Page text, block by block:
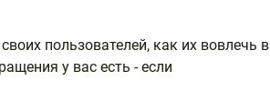
пользователей, как их вовлечь в
у вас есть - если